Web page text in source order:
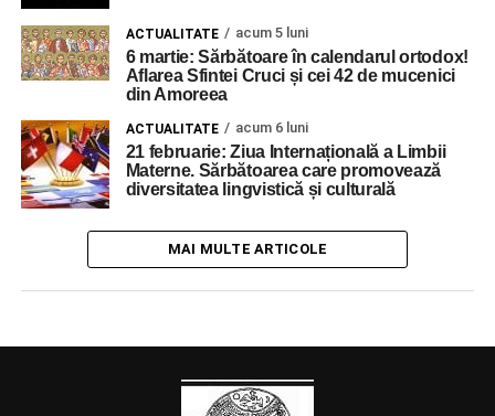
ACTUALITATE acum 5 luni
6 martie: Sărbătoare în calendarul ortodox!
Aflarea Sfintei Cruci și cei 42 de mucenici
din Amoreea
ACTUALITATE acum 6 luni
21 februarie: Ziua Internațională a Limbii
Materne. Sărbătoarea care promovează
diversitatea lingvistică și culturală
MAI MULTE ARTICOLE